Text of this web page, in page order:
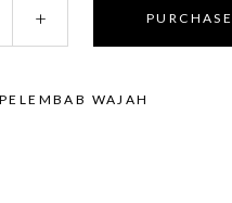
+ PURCHASE
PELEMBAB WAJAH